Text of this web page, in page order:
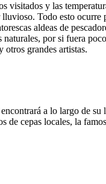
y las
Todo esto
aldeas de
por si fuera
otros grandes artistas.
a lo largo de
de cepas locales, la